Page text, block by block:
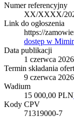
Numer referencyjny
XX/XXXX/
Link do ogłoszenia
https://
dostęp w
Data publikacji
1 czerwca 2026
Termin składania ofert
9 czerwca 2026
Wadium
15 000,00 PLN
Kody CPV
71319000-7